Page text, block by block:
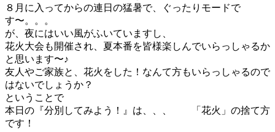
８月に入ってからの連日の猛暑で、ぐったりモードで
す〜。。。
が、夜にはいい風がふいていますし、
花火大会も開催され、夏本番を皆様楽しんでいらっしゃるか
と思います〜♪
友人やご家族と、花火をした！なんて方もいらっしゃるので
はないでしょうか？
ということで
本日の『分別してみよう！』は、、、 「花火」の捨て方
です！